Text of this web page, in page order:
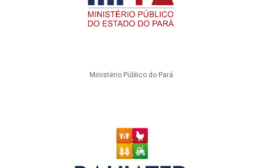
Ministério Público do Pará